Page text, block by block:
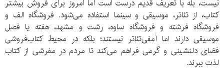
نیست، بله با تعریف قدیم درست است اما امروز برای فروش بیشتر
کتاب، از تئاتر، موسیقی و سینما استفاده می‌شود. فروشگاه الف و
فروشگاه فرشته و فروشگاه ساوه، رشت و مشهد، هفته یا فصل
موسیقی دارند اما آمفی‌تئاتر نیستند؛ بلکه در محیط کتاب‌فروشی
فضای دلنشینی و گرمی فراهم می‌کند تا مردم در مفرشی از کتاب
لذت ببرند.